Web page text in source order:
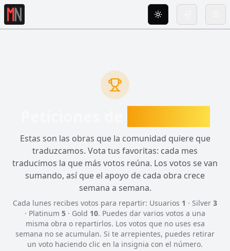
Toggle theme
Estas son las obras que la comunidad quiere que
traduzcamos. Vota tus favoritas: cada mes
traducimos la que más votos reúna. Los votos se van
sumando, así que el apoyo de cada obra crece
semana a semana.
Cada lunes recibes votos para repartir: Usuarios 1 · Silver 3
· Platinum 5 · Gold 10. Puedes dar varios votos a una
misma obra o repartirlos. Los votos que no uses esa
semana no se acumulan. Si te arrepientes, puedes retirar
un voto haciendo clic en la insignia con el número.